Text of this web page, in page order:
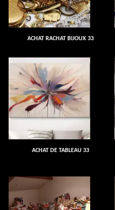
ACHAT RACHAT BIJOUX 33
ACHAT DE TABLEAU 33